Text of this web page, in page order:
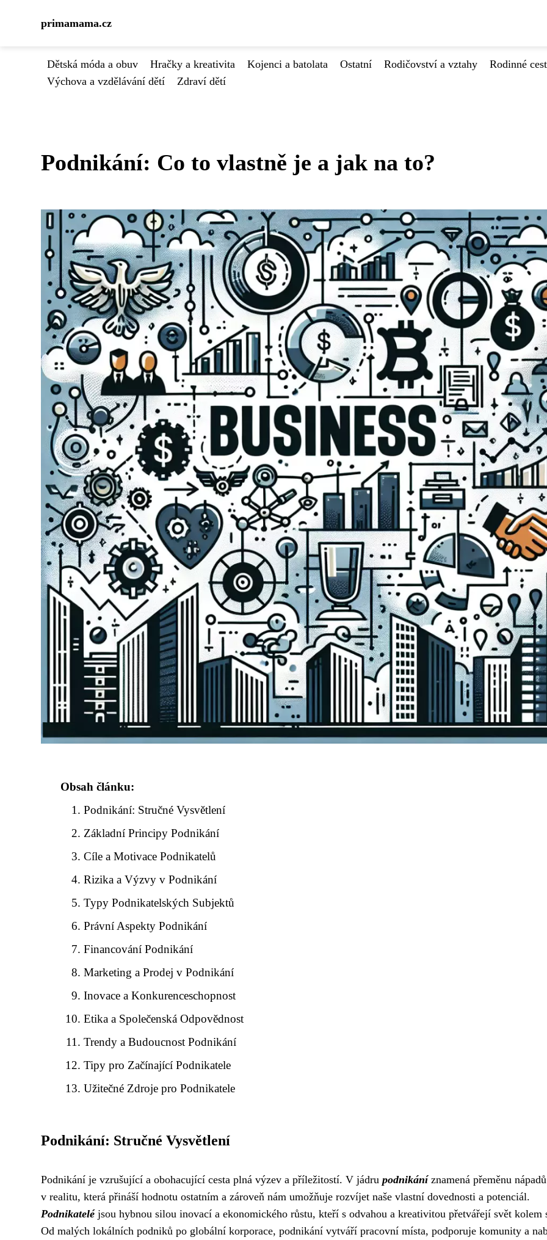
primamama.cz
Dětská móda a obuv Hračky a kreativita Kojenci a batolata Ostatní Rodičovství a vztahy Rodinné
Výchova a vzdělávání dětí
Zdraví dětí
Podnikání: Co to vlastně je a jak na to?
Obsah článku:
Podnikání: Stručné Vysvětlení
Základní Principy Podnikání
Cíle a Motivace Podnikatelů
Rizika a Výzvy v Podnikání
Typy Podnikatelských Subjektů
Právní Aspekty Podnikání
Financování Podnikání
Marketing a Prodej v Podnikání
Inovace a Konkurenceschopnost
Etika a Společenská Odpovědnost
Trendy a Budoucnost Podnikání
Tipy pro Začínající Podnikatele
Užitečné Zdroje pro Podnikatele
Podnikání: Stručné Vysvětlení
Podnikání je vzrušující a obohacující cesta plná výzev a příležitostí. V jádru podnikáníznamená přeměnu
v realitu, která přináší hodnotu ostatním a zároveň nám umožňuje rozvíjet naše vlastní dovednosti a potenciál.
Podnikateléjsou hybnou silou inovací a ekonomického růstu, kteří s odvahou a kreativitou přetvářejí svět kolem
Od malých lokálních podniků po globální korporace, podnikání vytváří pracovní místa, podporuje komunity a